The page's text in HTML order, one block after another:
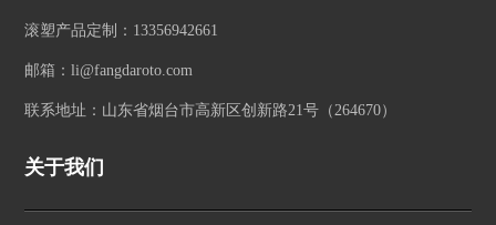
滚塑产品定制：13356942661
邮箱：li@fangdaroto.com
联系地址：山东省烟台市高新区创新路21号（264670）
关于我们